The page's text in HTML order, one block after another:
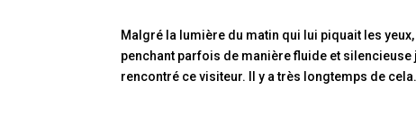
Malgré la lumière du matin qui lui piquait les
penchant parfois de manière fluide et
rencontré ce visiteur. Il y a très longtemps de